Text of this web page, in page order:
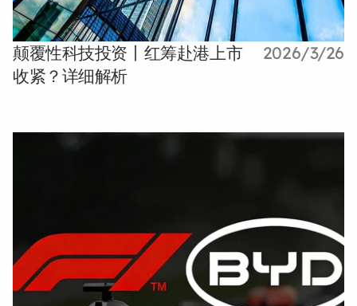
颠覆性科技投资丨红筹赴港上市
收紧？详细解析
2026/3/26